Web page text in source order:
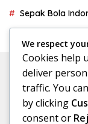
Sepak Bola
We respect
Cookies help
deliver
traffic. You
by clicking
consent or